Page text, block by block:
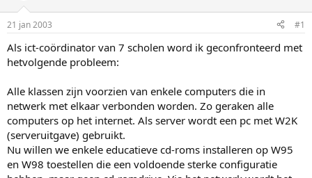
p
s
t
a
r
e
r
m
21 jan 2003 #1
Als ict-coördinator van 7 scholen word ik geconfronteerd met
hetvolgende probleem:
Alle klassen zijn voorzien van enkele computers die in
netwerk met elkaar verbonden worden. Zo geraken alle
computers op het internet. Als server wordt een pc met W2K
(serveruitgave) gebruikt.
Nu willen we enkele educatieve cd-roms installeren op W95
en W98 toestellen die een voldoende sterke configuratie